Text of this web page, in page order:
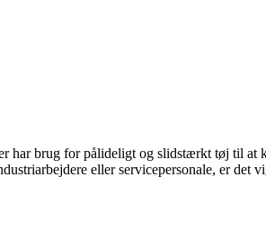
har brug for pålideligt og slidstærkt tøj til at
eller servicepersonale, er det